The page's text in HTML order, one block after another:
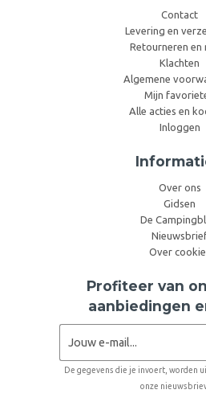
Contact
Levering en
Retourneren en
Klachten
Algemene
Mijn
Alle acties en
Inloggen
Over ons
Gidsen
De
Over
Profiteer van
aanbiedingen
De gegevens die je invoert, worden
onze